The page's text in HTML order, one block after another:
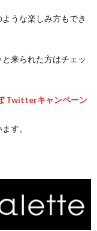
ような楽しみ方もでき
来られた方はチェッ
Twitterキャンペーン
す。